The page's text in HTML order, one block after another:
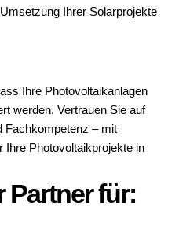
Ihrer Solarprojekte
Ihre Photovoltaikanlagen
werden. Vertrauen Sie auf
Fachkompetenz – mit
Ihre Photovoltaikprojekte in
Partner für: